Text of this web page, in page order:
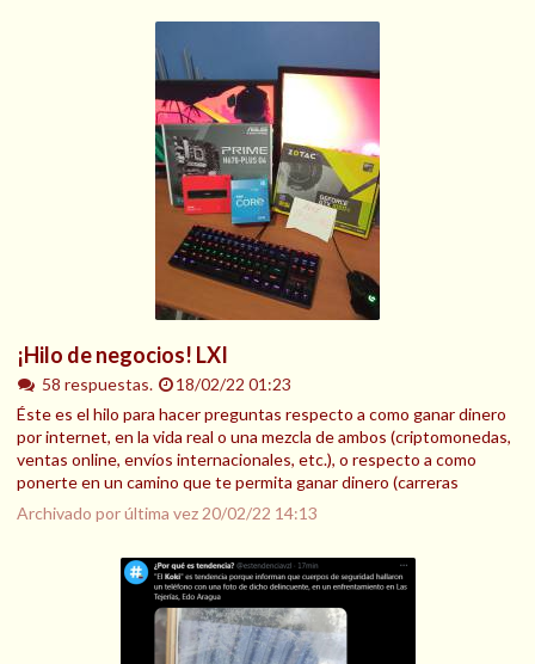
¡Hilo de negocios! LXI
58 respuestas.
18/02/22 01:23
Éste es el hilo para hacer preguntas respecto a como ganar dinero
por internet, en la vida real o una mezcla de ambos (criptomonedas,
ventas online, envíos internacionales, etc.), o respecto a como
ponerte en un camino que te permita ganar dinero (carreras
Archivado por última vez 20/02/22 14:13